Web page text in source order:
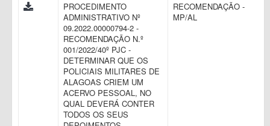
PROCEDIMENTO
ADMINISTRATIVO Nº
09.2022.00000794-2 -
RECOMENDAÇÃO N.º
001/2022/40º PJC -
DETERMINAR QUE OS
POLICIAIS MILITARES DE
ALAGOAS CRIEM UM
ACERVO PESSOAL, NO
QUAL DEVERÁ CONTER
TODOS OS SEUS
RECOMENDAÇÃO -
MP/AL